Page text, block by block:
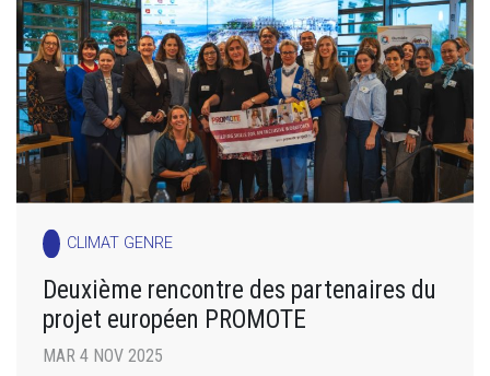
CLIMAT GENRE
Deuxième rencontre des partenaires du
projet européen PROMOTE
MAR 4 NOV 2025